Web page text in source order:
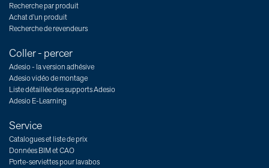
Recherche par produit
Achat d’un produit
Recherche de revendeurs
Coller - percer
Adesio - la version adhésive
Adesio vidéo de montage
Liste détaillée des supports Adesio
Adesio E-Learning
Service
Catalogues et liste de prix
Données BIM et CAO
Porte-serviettes pour lavabos